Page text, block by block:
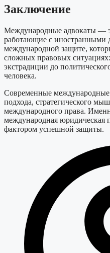
Заключение
Международные адвокаты —
работающие с иностранными
международной защите,
сложных правовых
экстрадиции до
человека.
Современные международные
подхода, стратегического
международного права.
международная юридическая
фактором успешной защиты.